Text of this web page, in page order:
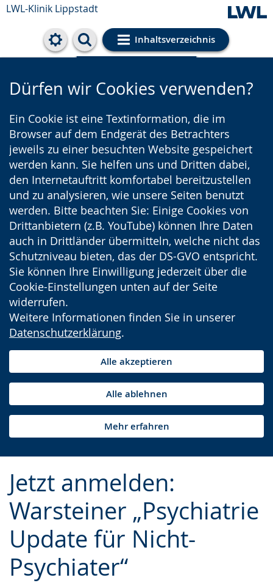
LWL-Klinik Lippstadt
Inhaltsverzeichnis
Cookie-Einstellungen
Dürfen wir Cookies verwenden?
Ein Cookie ist eine Textinformation, die im
Browser auf dem Endgerät des Betrachters
jeweils zu einer besuchten Website gespeichert
werden kann. Sie helfen uns und Dritten dabei,
den Internetauftritt komfortabel bereitzustellen
und zu analysieren, wie unsere Seiten benutzt
werden. Bitte beachten Sie: Einige Cookies von
Drittanbietern (z.B. YouTube) können Ihre Daten
auch in Drittländer übermitteln, welche nicht das
Schutzniveau bieten, das der DS-GVO entspricht.
Sie können Ihre Einwilligung jederzeit über die
Cookie-Einstellungen unten auf der Seite
widerrufen.
Weitere Informationen finden Sie in unserer
Datenschutzerklärung.
Alle akzeptieren
Alle ablehnen
Mehr erfahren
Jetzt anmelden:
Warsteiner „Psychiatrie
Update für Nicht-
Psychiater“